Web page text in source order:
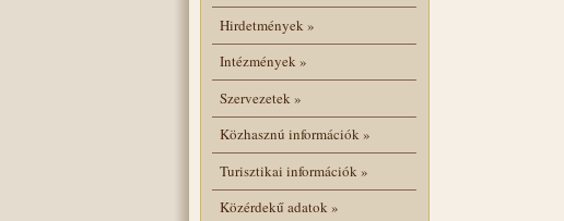
Hirdetmények»
Intézmények»
Szervezetek»
Közhasznú információk»
Turisztikai információk»
Közérdekű adatok»